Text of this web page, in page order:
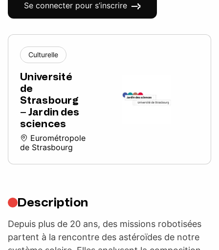
Se connecter pour s’inscrire
Culturelle
Université
de
Strasbourg
– Jardin des
sciences
Eurométropole
de Strasbourg
Description
Depuis plus de 20 ans, des missions robotisées
partent à la rencontre des astéroïdes de notre